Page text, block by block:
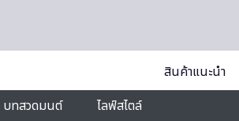
สินค้าแนะนำ
บทสวดมนต์ ไลฟ์สไตล์